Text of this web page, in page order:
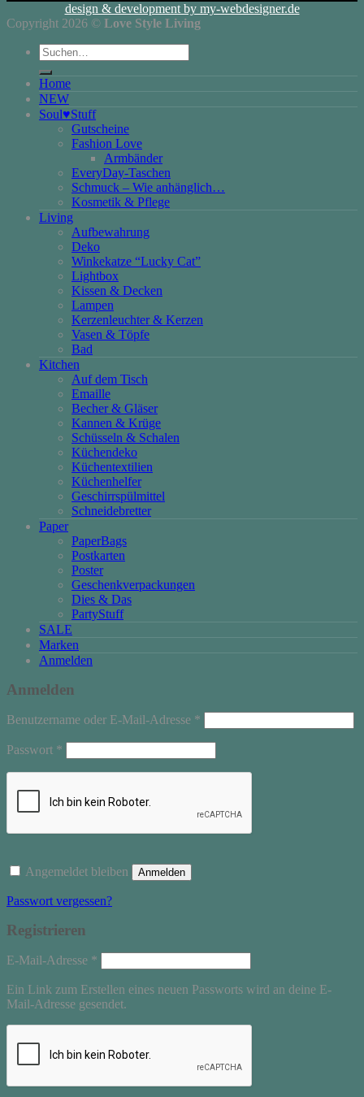
design & development by my-webdesigner.de
Copyright 2026 © Love Style Living
Suchen
nach:
Home
NEW
Soul♥Stuff
Gutscheine
Fashion Love
Armbänder
EveryDay-Taschen
Schmuck – Wie anhänglich…
Kosmetik & Pflege
Living
Aufbewahrung
Deko
Winkekatze “Lucky Cat”
Lightbox
Kissen & Decken
Lampen
Kerzenleuchter & Kerzen
Vasen & Töpfe
Bad
Kitchen
Auf dem Tisch
Emaille
Becher & Gläser
Kannen & Krüge
Schüsseln & Schalen
Küchendeko
Küchentextilien
Küchenhelfer
Geschirrspülmittel
Schneidebretter
Paper
PaperBags
Postkarten
Poster
Geschenkverpackungen
Dies & Das
PartyStuff
SALE
Marken
Anmelden
Anmelden
Benutzername oder E-Mail-Adresse *
Passwort *
Angemeldet bleiben Anmelden
Passwort vergessen?
Registrieren
E-Mail-Adresse *
Ein Link zum Erstellen eines neuen Passworts wird an deine E-
Mail-Adresse gesendet.